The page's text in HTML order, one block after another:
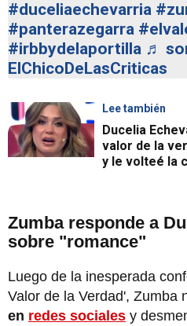
#duceliaechevarria
#panterazegarra
#irbbydelaportilla ♬
ElChicoDeLasCriticas
Lee también
Ducelia
valor de la
y le volteé la
Zumba responde a
sobre "romance"
Luego de la inesperada
Valor de la Verdad', Zumba
en redes sociales y